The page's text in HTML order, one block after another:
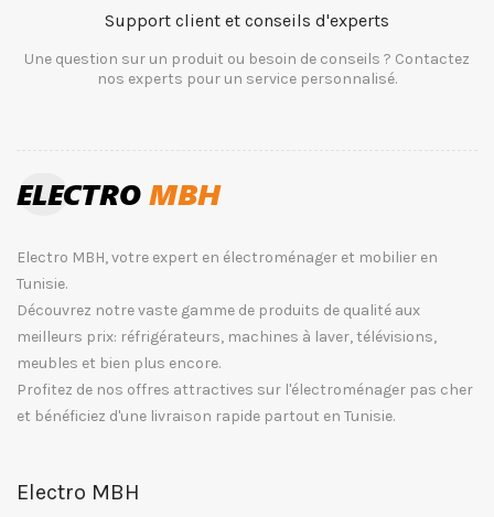
Support client et conseils d'experts
Une question sur un produit ou besoin de conseils ? Contactez
nos experts pour un service personnalisé.
Electro MBH, votre expert en électroménager et mobilier en
Tunisie.
Découvrez notre vaste gamme de produits de qualité aux
meilleurs prix: réfrigérateurs, machines à laver, télévisions,
meubles et bien plus encore.
Profitez de nos offres attractives sur l'électroménager pas cher
et bénéficiez d'une livraison rapide partout en Tunisie.
Electro MBH